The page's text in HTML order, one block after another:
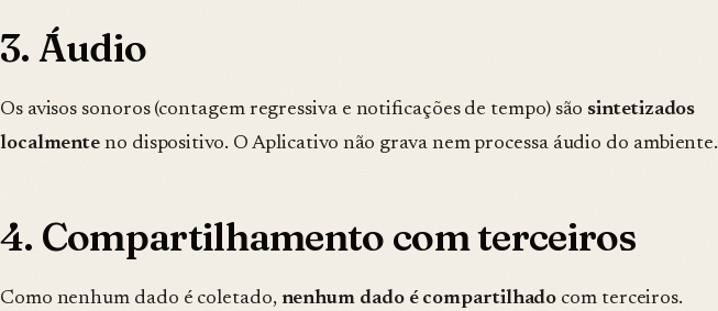
3. Áudio
Os avisos sonoros (contagem regressiva e notificações de tempo) são sintetizados
localmente no dispositivo. O Aplicativo não grava nem processa áudio do ambiente.
4. Compartilhamento com terceiros
Como nenhum dado é coletado, nenhum dado é compartilhado com terceiros.